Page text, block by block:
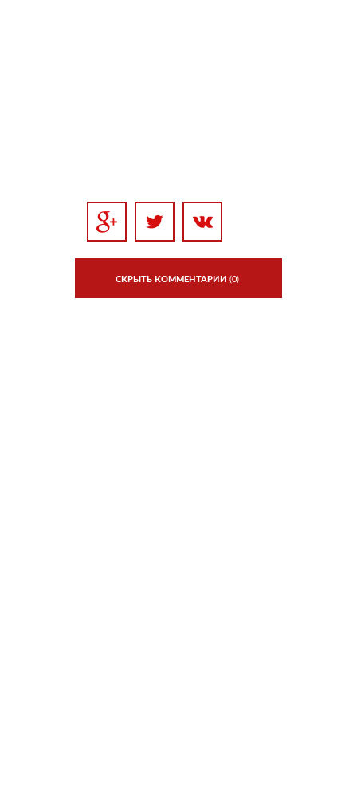
СКРЫТЬ КОММЕНТАРИИ (0)